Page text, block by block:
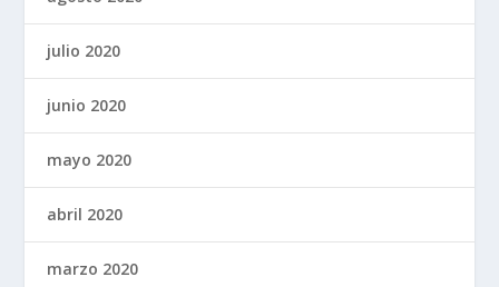
julio 2020
junio 2020
mayo 2020
abril 2020
marzo 2020